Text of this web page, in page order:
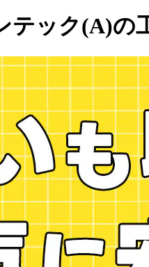
ック(A)の